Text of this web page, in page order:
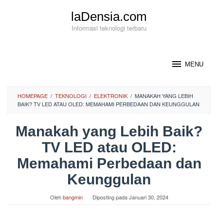
laDensia.com
Informasi teknologi terbaru
MENU
HOMEPAGE / TEKNOLOGI / ELEKTRONIK / MANAKAH YANG LEBIH
BAIK? TV LED ATAU OLED: MEMAHAMI PERBEDAAN DAN KEUNGGULAN
Manakah yang Lebih Baik?
TV LED atau OLED:
Memahami Perbedaan dan
Keunggulan
Olehbangmin Diposting padaJanuari 30, 2024